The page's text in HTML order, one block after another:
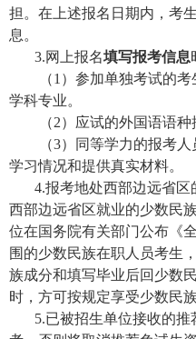
担。在上述报名日期内，考
息。
3.网上报名填写报考信息
（1）参加单独考试的
学科专业。
（2）应试的外国语语
（3）同等学力的报考
学习情况和提供真实材料。
4.报考地处西部边远省
西部边远省区就业的少数民
位在国务院有关部门公布《
围的少数民族在职人员考生
族成分和填写毕业后回少数
时，方可按规定享受少数民
5.已被招生单位接收的